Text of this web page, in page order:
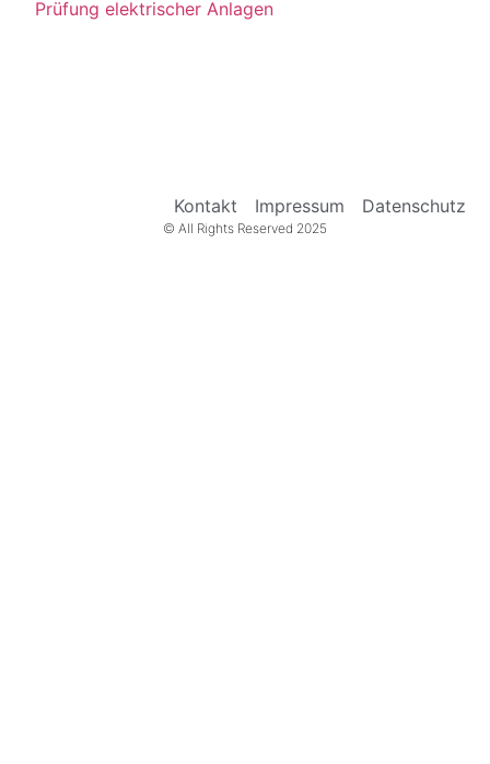
Prüfung elektrischer Anlagen
Kontakt Impressum Datenschutz
© All Rights Reserved 2025